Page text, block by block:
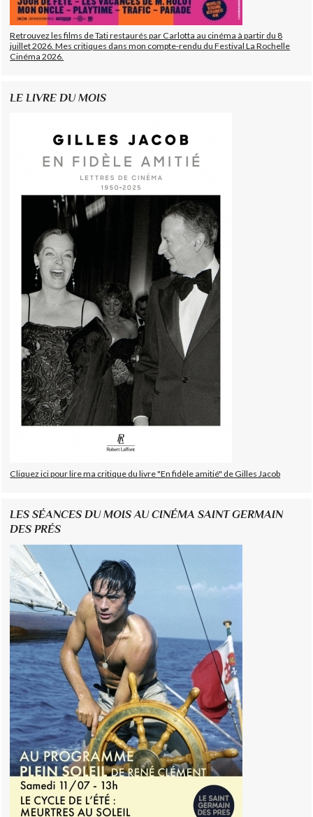
Retrouvez les films de Tati restaurés par Carlotta au cinéma à partir du 8
juillet 2026. Mes critiques dans mon compte-rendu du Festival La Rochelle
Cinéma 2026.
LE LIVRE DU MOIS
Cliquez ici pour lire ma critique du livre "En fidèle amitié" de Gilles Jacob
LES SÉANCES DU MOIS AU CINÉMA SAINT GERMAIN
DES PRÉS